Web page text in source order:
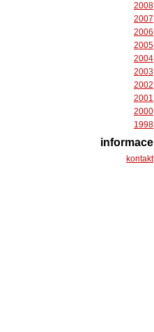
2008
2007
2006
2005
2004
2003
2002
2001
2000
1998
informace
kontakt